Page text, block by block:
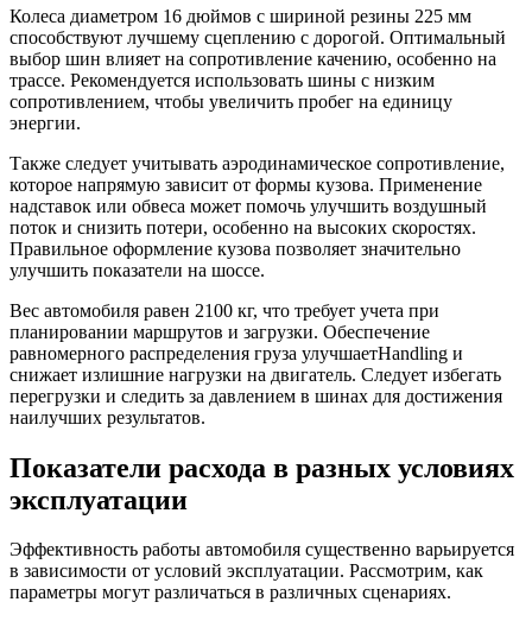
Колеса диаметром 16 дюймов с шириной резины 225 мм
способствуют лучшему сцеплению с дорогой. Оптимальный
выбор шин влияет на сопротивление качению, особенно на
трассе. Рекомендуется использовать шины с низким
сопротивлением, чтобы увеличить пробег на единицу
энергии.
Также следует учитывать аэродинамическое сопротивление,
которое напрямую зависит от формы кузова. Применение
надставок или обвеса может помочь улучшить воздушный
поток и снизить потери, особенно на высоких скоростях.
Правильное оформление кузова позволяет значительно
улучшить показатели на шоссе.
Вес автомобиля равен 2100 кг, что требует учета при
планировании маршрутов и загрузки. Обеспечение
равномерного распределения груза улучшаетHandling и
снижает излишние нагрузки на двигатель. Следует избегать
перегрузки и следить за давлением в шинах для достижения
наилучших результатов.
Показатели расхода в разных условиях
эксплуатации
Эффективность работы автомобиля существенно варьируется
в зависимости от условий эксплуатации. Рассмотрим, как
параметры могут различаться в различных сценариях.